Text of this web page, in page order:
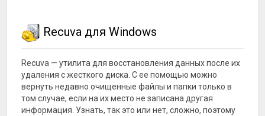
Recuva для Windows
Recuva — утилита для восстановления данных после их
удаления с жесткого диска. С ее помощью можно
вернуть недавно очищенные файлы и папки только в
том случае, если на их место не записана другая
информация. Узнать, так это или нет, сложно, поэтому